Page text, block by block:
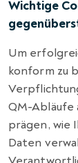
Wichtige
Um
konform zu
QM-Abläufe
prägen, wie
Daten